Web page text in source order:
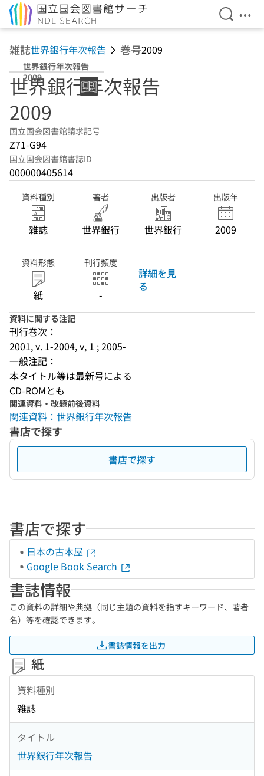
検索を
メ
雑誌世界銀行年次報告 巻号2009
世界銀行年次報告
2009
世界銀行年次報告
2009
国立国会図書館請求記号
Z71-G94
国立国会図書館書誌ID
000000405614
資料種別
雑誌
著者
世界銀行
出版者
世界銀行
出版年
2009
資料形態
紙
刊行頻度
-
詳細を見
る
資料に関する注記
刊行巻次：
2001, v. 1-2004, v, 1 ; 2005-
一般注記：
本タイトル等は最新号による
CD-ROMとも
関連資料・改題前後資料
関連資料：世界銀行年次報告
書店で探す
書店で探す
書店で探す
日本の古本屋
Google Book Search
書誌情報
この資料の詳細や典拠（同じ主題の資料を指すキーワード、著者
名）等を確認できます。
書誌情報を出力
紙
資料種別
雑誌
タイトル
世界銀行年次報告